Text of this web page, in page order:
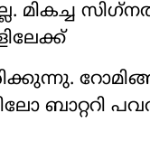
മികച്ച
ബാറ്ററി